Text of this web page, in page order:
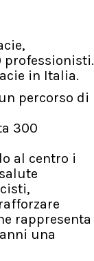
professionisti.
in Italia.
percorso di
300
al centro i
rappresenta
una